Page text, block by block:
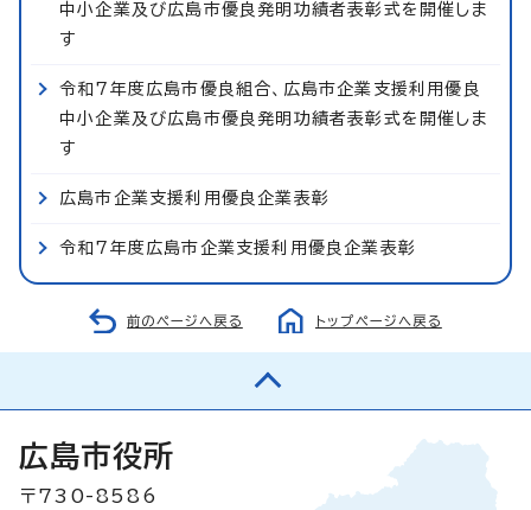
中小企業及び広島市優良発明功績者表彰式を開催しま
す
令和7年度広島市優良組合、広島市企業支援利用優良
中小企業及び広島市優良発明功績者表彰式を開催しま
す
広島市企業支援利用優良企業表彰
令和7年度広島市企業支援利用優良企業表彰
前のページへ戻る トップページへ戻る
広島市役所
〒730-8586